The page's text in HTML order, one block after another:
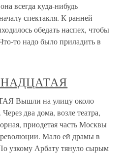
всегда куда-нибудь
спектакля. К ранней
обедать наспех, чтобы
то надо было приладить в
Вышли на улицу около
два дома, возле театра,
приодетая часть Москвы
революции. Мало ей драмы в
узкому Арбату тянуло сырым